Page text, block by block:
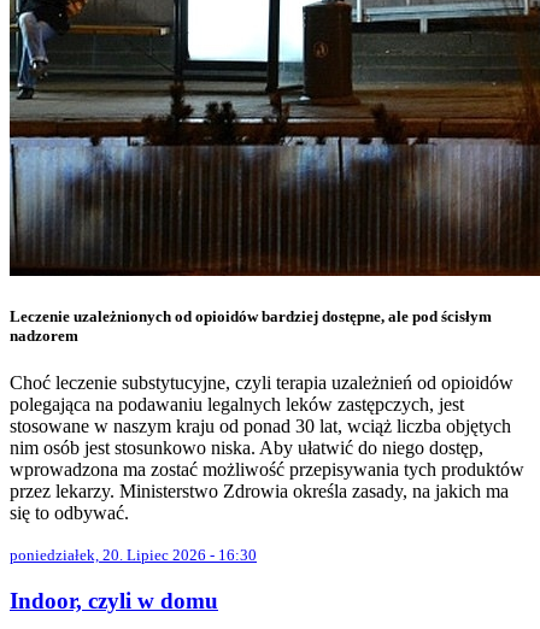
Leczenie uzależnionych od opioidów bardziej dostępne, ale pod ścisłym
nadzorem
Choć leczenie substytucyjne, czyli terapia uzależnień od opioidów
polegająca na podawaniu legalnych leków zastępczych, jest
stosowane w naszym kraju od ponad 30 lat, wciąż liczba objętych
nim osób jest stosunkowo niska. Aby ułatwić do niego dostęp,
wprowadzona ma zostać możliwość przepisywania tych produktów
przez lekarzy. Ministerstwo Zdrowia określa zasady, na jakich ma
się to odbywać.
poniedziałek, 20. Lipiec 2026 - 16:30
Indoor, czyli w domu